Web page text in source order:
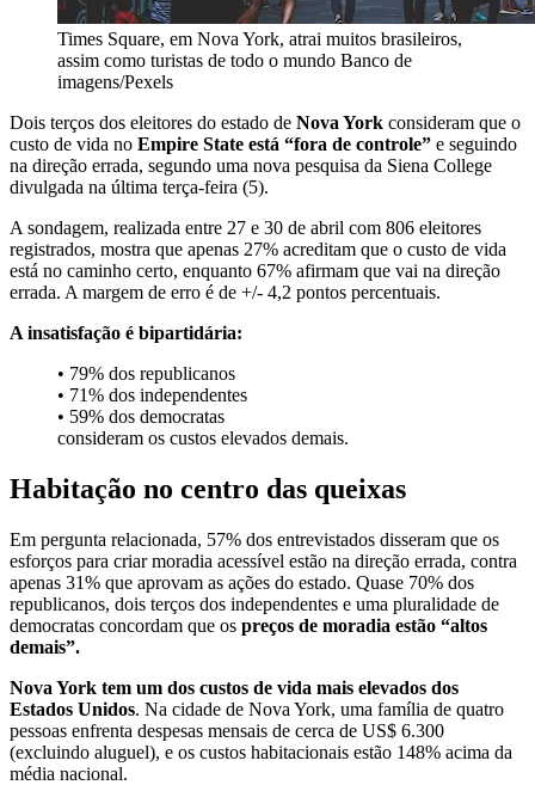
Times Square, em Nova York, atrai muitos brasileiros,
assim como turistas de todo o mundo Banco de
imagens/Pexels
Dois terços dos eleitores do estado de Nova York consideram que o
custo de vida no Empire State está “fora de controle” e seguindo
na direção errada, segundo uma nova pesquisa da Siena College
divulgada na última terça-feira (5).
A sondagem, realizada entre 27 e 30 de abril com 806 eleitores
registrados, mostra que apenas 27% acreditam que o custo de vida
está no caminho certo, enquanto 67% afirmam que vai na direção
errada. A margem de erro é de +/- 4,2 pontos percentuais.
A insatisfação é bipartidária:
• 79% dos republicanos
• 71% dos independentes
• 59% dos democratas
consideram os custos elevados demais.
Habitação no centro das queixas
Em pergunta relacionada, 57% dos entrevistados disseram que os
esforços para criar moradia acessível estão na direção errada, contra
apenas 31% que aprovam as ações do estado. Quase 70% dos
republicanos, dois terços dos independentes e uma pluralidade de
democratas concordam que os preços de moradia estão “altos
demais”.
Nova York tem um dos custos de vida mais elevados dos
Estados Unidos. Na cidade de Nova York, uma família de quatro
pessoas enfrenta despesas mensais de cerca de US$ 6.300
(excluindo aluguel), e os custos habitacionais estão 148% acima da
média nacional.